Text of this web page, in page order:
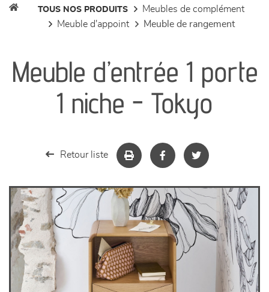
séjours
meubles de complément
décoration
TOUS NOS PRODUITS
meubles de complément
meuble d'appoint
meuble de rangement
Meuble d’entrée 1 porte
1 niche - Tokyo
Retour liste